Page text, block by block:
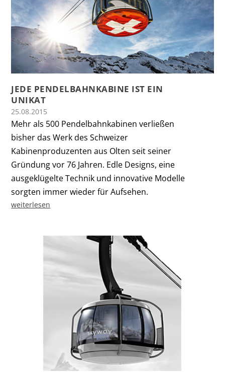
JEDE PENDELBAHNKABINE IST EIN
UNIKAT
25.08.2015
Mehr als 500 Pendelbahnkabinen verließen
bisher das Werk des Schweizer
Kabinenproduzenten aus Olten seit seiner
Gründung vor 76 Jahren. Edle Designs, eine
ausgeklügelte Technik und innovative Modelle
sorgten immer wieder für Aufsehen.
weiterlesen